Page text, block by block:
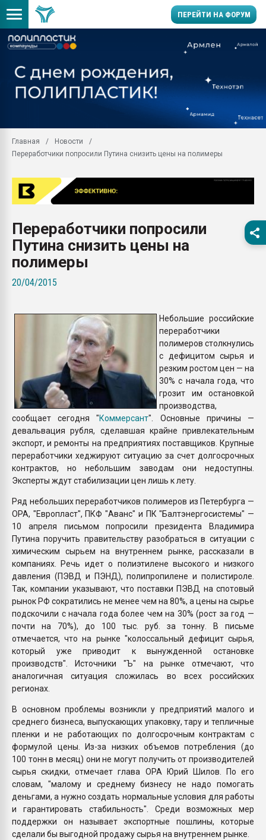
ПЕРЕЙТИ НА ФОРУМ
Вакуум-формовочные
28.07.2026
бутылок
Материал поверхности
вакуумного
Главная
Новости
Переработчики попросили Путина снизить цены на полимеры
Переработчики попросили
Путина снизить цены на
полимеры
20/04/2015
Небольшие российские
переработчики
полимеров столкнулись
с дефицитом сырья и
резким ростом цен — на
30% с начала года, что
грозит им остановкой
производства,
сообщает сегодня "Коммерсант". Основные причины —
девальвация рубля, сделавшая крайне привлекательным
экспорт, и ремонты на предприятиях поставщиков. Крупные
переработчики хеджируют ситуацию за счет долгосрочных
контрактов, но небольшим заводам они недоступны.
Эксперты ждут стабилизации цен лишь к лету.
Ряд небольших переработчиков полимеров из Петербурга —
ОРА, "Европласт", ПКФ "Аванс" и ПК "Балтэнергосистемы" —
10 апреля письмом попросили президента Владимира
Путина поручить правительству разобраться в ситуации с
химическим сырьем на внутреннем рынке, рассказали в
компаниях. Речь идет о полиэтилене высокого и низкого
давления (ПЭВД и ПЭНД), полипропилене и полистироле.
Так, компании указывают, что поставки ПЭВД на спотовый
рынок РФ сократились не менее чем на 80%, а цены на сырье
подскочили с начала года более чем на 30% (рост за год —
почти на 70%), до 100 тыс. руб. за тонну. В письме
отмечается, что на рынке "колоссальный дефицит сырья,
который уже приводит к вынужденной остановке
производств". Источники "Ъ" на рынке отмечают, что
аналогичная ситуация сложилась во всех российских
регионах.
В основном проблемы возникли у предприятий малого и
среднего бизнеса, выпускающих упаковку, тару и тепличные
пленки и не работающих по долгосрочным контрактам с
формулой цены. Из-за низких объемов потребления (до
100 тонн в месяц) они не могут получить от производителей
сырья скидки, отмечает глава ОРА Юрий Шилов. По его
словам, "малому и среднему бизнесу не надо помогать
деньгами, а нужно создать нормальные условия для работы
и гарантировать стабильность". Среди возможных мер
поддержки он называет экспортные пошлины, которые
сделали бы выгодной продажу сырья на внутреннем рынке.